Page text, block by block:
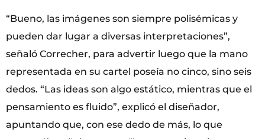
“Bueno, las imágenes son siempre polisémicas y
pueden dar lugar a diversas interpretaciones”,
señaló Correcher, para advertir luego que la mano
representada en su cartel poseía no cinco, sino seis
dedos. “Las ideas son algo estático, mientras que el
pensamiento es fluido”, explicó el diseñador,
apuntando que, con ese dedo de más, lo que